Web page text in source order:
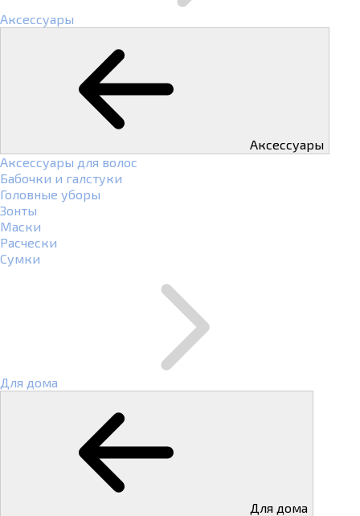
Аксессуары
Аксессуары
Аксессуары для волос
Бабочки и галстуки
Головные уборы
Зонты
Маски
Расчески
Сумки
Для дома
Для дома